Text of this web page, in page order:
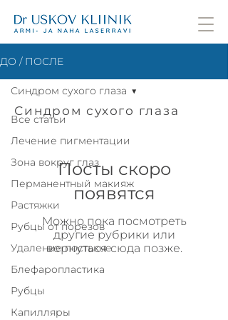
ДО / ПОСЛЕ
Все статьи
Лечение пигментации
Зона вокруг глаз
Перманентный макияж
Растяжки
Рубцы от порезов
Удаление постакне
Блефаропластика
Рубцы
Капилляры
Синдром сухого глаза
Синдром сухого глаза
Посты скоро
появятся
Можно пока посмотреть
другие рубрики или
вернуться сюда позже.